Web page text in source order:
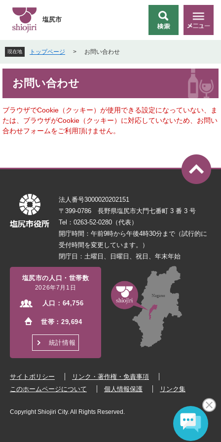
先
頭
で
を
飛
ば
本
文
へ
索
メ
ニ
塩尻市
現在地 トップページ > お問い合わせ
お問い合わせ
ブラウザでCookie（クッキー）が使用できる設定になっていない、ま
たは、ブラウザがCookie（クッキー）に対応していないため、お問い
合わせフォームをご利用頂けません。
法人番号3000020202151
〒399-0786 長野県塩尻市大門七番町 3 番 3 号
Tel：0263-52-0280（代表）
開庁時間：午前9時から午後4時30分まで（試行的に
受付時間を変更しています。）
閉庁日：土曜日、日曜日、祝日、年末年始
塩尻市の人口・世帯数
2026年7月1日
人口： 64,756
世帯：29,694
統計情報
サイトポリシー
リンク・著作権・免責事項
このホームページについて
個人情報保護 リンク集
Copyright Shiojiri City. All Rights Reserved.